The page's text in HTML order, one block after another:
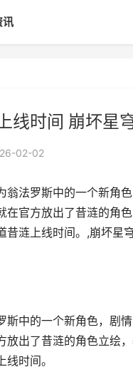
讯
线时间 崩坏星
02-02
翁法罗斯中的一个新角
在官方放出了昔涟的角
昔涟上线时间。,崩坏星
斯中的一个新角色，剧
放出了昔涟的角色立绘
时间。